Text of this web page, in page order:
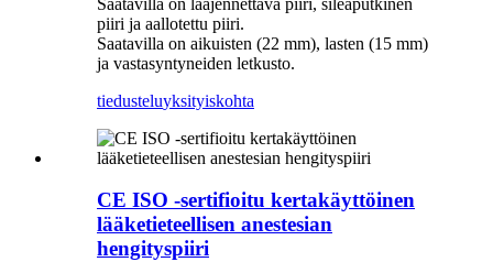
piiri ja aallotettu piiri.
Saatavilla on aikuisten (22 mm), lasten (15 mm)
ja vastasyntyneiden letkusto.
tiedusteluyksityiskohta
CE ISO -sertifioitu kertakäyttöinen
lääketieteellisen anestesian
hengityspiiri